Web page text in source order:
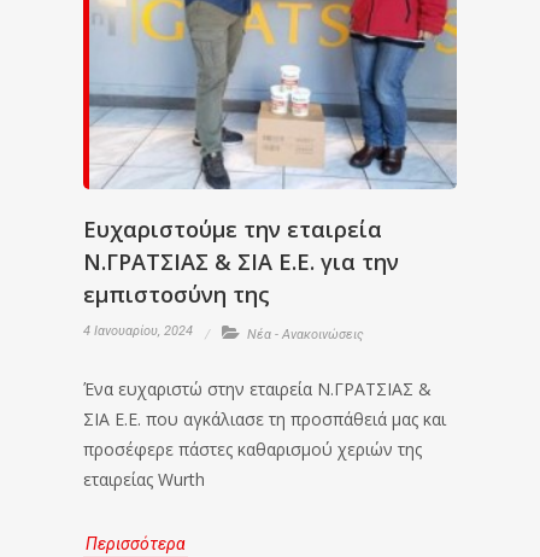
Ευχαριστούμε την εταιρεία
Ν.ΓΡΑΤΣΙΑΣ & ΣΙΑ Ε.Ε. για την
εμπιστοσύνη της
4 Ιανουαρίου, 2024 Νέα - Ανακοινώσεις
Ένα ευχαριστώ στην εταιρεία Ν.ΓΡΑΤΣΙΑΣ &
ΣΙΑ Ε.Ε. που αγκάλιασε τη προσπάθειά μας και
προσέφερε πάστες καθαρισμού χεριών της
εταιρείας Wurth
Περισσότερα